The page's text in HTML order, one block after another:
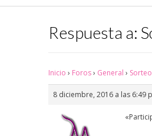
Respuesta a:
Inicio › Foros› General ›
8 diciembre, 2016 a las 6:49